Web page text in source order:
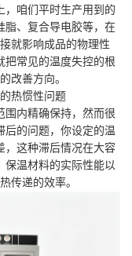
，咱们平时生产用到的
脂、复合导电胶等，在
就影响成品的物理性
把常见的温度失控的根
改善方向。
热惯性问题
围内精确保持，然而很
后的问题，你设定的温
，这种滞后情况在大容
保温材料的实际性能以
传递的效率。